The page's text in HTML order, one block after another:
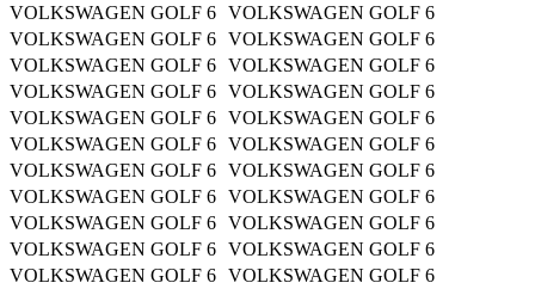
VOLKSWAGEN GOLF 6 VOLKSWAGEN GOLF 6
VOLKSWAGEN GOLF 6 VOLKSWAGEN GOLF 6
VOLKSWAGEN GOLF 6 VOLKSWAGEN GOLF 6
VOLKSWAGEN GOLF 6 VOLKSWAGEN GOLF 6
VOLKSWAGEN GOLF 6 VOLKSWAGEN GOLF 6
VOLKSWAGEN GOLF 6 VOLKSWAGEN GOLF 6
VOLKSWAGEN GOLF 6 VOLKSWAGEN GOLF 6
VOLKSWAGEN GOLF 6 VOLKSWAGEN GOLF 6
VOLKSWAGEN GOLF 6 VOLKSWAGEN GOLF 6
VOLKSWAGEN GOLF 6 VOLKSWAGEN GOLF 6
VOLKSWAGEN GOLF 6 VOLKSWAGEN GOLF 6